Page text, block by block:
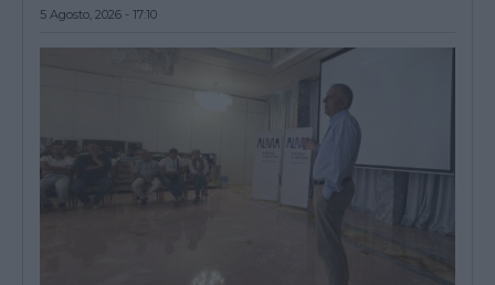
5 Agosto, 2026 - 17:10